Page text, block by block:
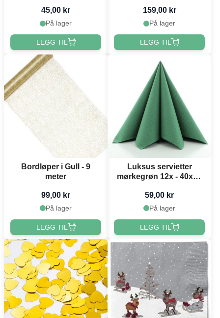
45,00 kr
På lager
LEGG TIL
159,00 kr
På lager
LEGG TIL
Bordløper i Gull - 9
meter
99,00 kr
På lager
LEGG TIL
Luksus servietter
mørkegrøn 12x - 40x40
59,00 kr
På lager
LEGG TIL